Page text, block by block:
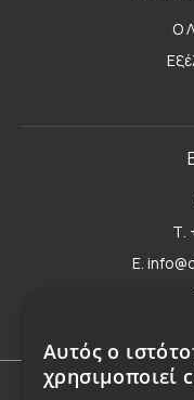
Ο
Τ.
E.
Αυτός ο
χρησιμοποιεί